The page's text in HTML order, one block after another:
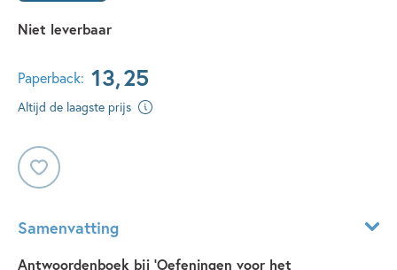
Niet leverbaar
Paperback: 13,25
Altijd de laagste prijs
Samenvatting
Antwoordenboek bij ‘Oefeningen voor het